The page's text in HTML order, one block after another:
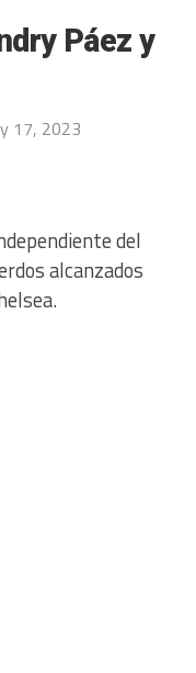
Páez y
17, 2023
del
alcanzados